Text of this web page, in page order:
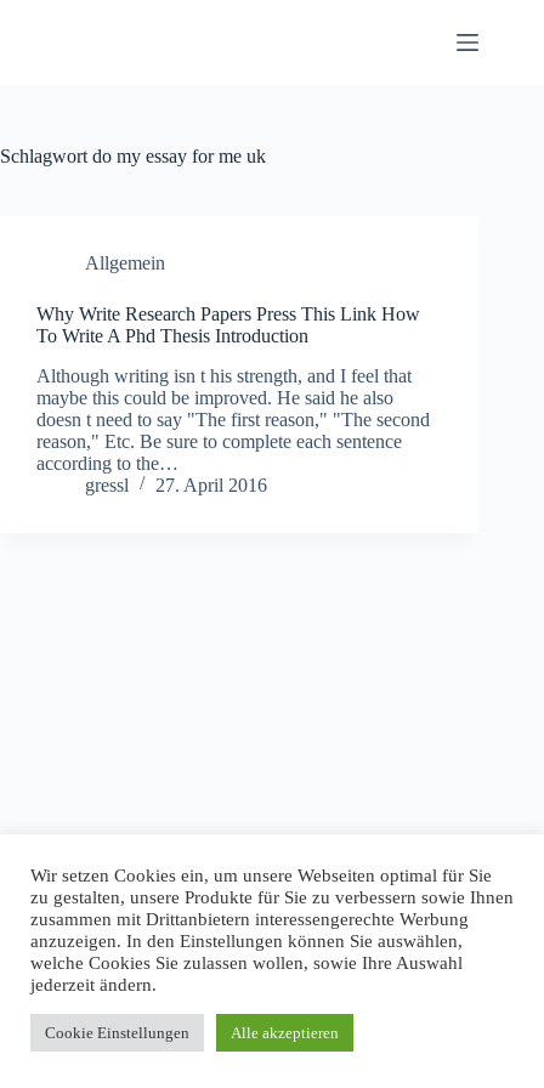
Schlagwort do my essay for me uk
Allgemein
Why Write Research Papers Press This Link How
To Write A Phd Thesis Introduction
Although writing isn t his strength, and I feel that
maybe this could be improved. He said he also
doesn t need to say "The first reason," "The second
reason," Etc. Be sure to complete each sentence
according to the…
gressl
27. April 2016
Wir setzen Cookies ein, um unsere Webseiten optimal für Sie
zu gestalten, unsere Produkte für Sie zu verbessern sowie Ihnen
zusammen mit Drittanbietern interessengerechte Werbung
anzuzeigen. In den Einstellungen können Sie auswählen,
welche Cookies Sie zulassen wollen, sowie Ihre Auswahl
jederzeit ändern.
Cookie Einstellungen Alle akzeptieren